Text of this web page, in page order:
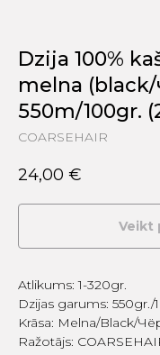
Dzija 100%
melna
550m/100gr.
COARSEHAIR
24,00 €
Veikt
Atlikums: 1-320gr.
Dzijas garums: 550gr./
Krāsa: Melna/Black/
Ražotājs: